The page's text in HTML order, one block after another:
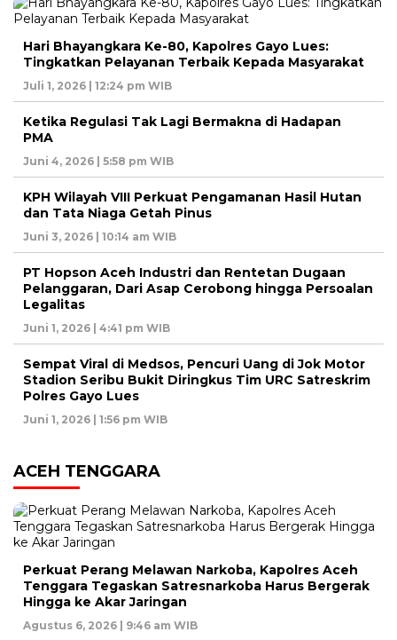
Hari Bhayangkara Ke-80, Kapolres Gayo Lues:
Tingkatkan Pelayanan Terbaik Kepada Masyarakat
Juli 1, 2026 | 12:24 pm WIB
Ketika Regulasi Tak Lagi Bermakna di Hadapan
PMA
Juni 4, 2026 | 5:58 pm WIB
KPH Wilayah VIII Perkuat Pengamanan Hasil Hutan
dan Tata Niaga Getah Pinus
Juni 3, 2026 | 10:14 am WIB
PT Hopson Aceh Industri dan Rentetan Dugaan
Pelanggaran, Dari Asap Cerobong hingga Persoalan
Legalitas
Juni 1, 2026 | 4:41 pm WIB
Sempat Viral di Medsos, Pencuri Uang di Jok Motor
Stadion Seribu Bukit Diringkus Tim URC Satreskrim
Polres Gayo Lues
Juni 1, 2026 | 1:56 pm WIB
ACEH TENGGARA
Perkuat Perang Melawan Narkoba, Kapolres Aceh
Tenggara Tegaskan Satresnarkoba Harus Bergerak
Hingga ke Akar Jaringan
Agustus 6, 2026 | 9:46 am WIB